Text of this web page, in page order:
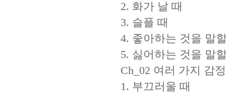
2. 화가 날 때
3. 슬플 때
4. 좋아하는 것을 말
5. 싫어하는 것을 말
Ch_02 여러 가지 감정
1. 부끄러울 때